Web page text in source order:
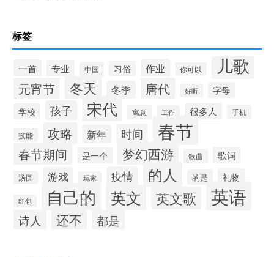
标签
一首 专业 中国 习俗 作业 你可以 儿歌
元宵节 冬天 冬季 唐代 好听
字母
学校
孩子 宋代 寓意 工作 很多人 手机
技能 攻略 新年 时间 春节
春节期间 是一个 梦幻西游 歌曲 歌词
汤圆 游戏 玩家 疫情 的人 的是 礼物
红包 自己的 英文 英文歌 英语
诗人 还不 都是